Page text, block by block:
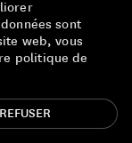
sont
web, vous
politique de
REFUSER